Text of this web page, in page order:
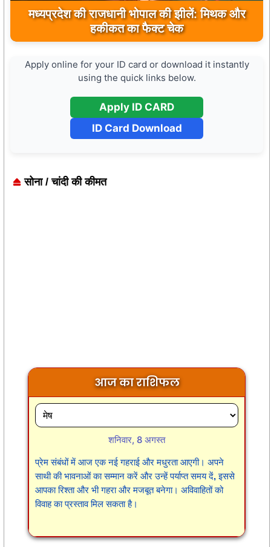
मुख्यमंत्री डॉ. मोहन यादव ने मऊगंज के बहुती जलप्रपात
का अवलोकन कर पर्यटन विकास की दिशा में उठाया कदम
Apply online for your ID card or download it instantly
using the quick links below.
Apply ID CARD
ID Card Download
सोना / चांदी की कीमत
आज का राशिफल
शनिवार, 8 अगस्त
प्रेम संबंधों में आज एक नई गहराई और मधुरता आएगी। अपने
साथी की भावनाओं का सम्मान करें और उन्हें पर्याप्त समय दें, इससे
आपका रिश्ता और भी गहरा और मजबूत बनेगा। अविवाहितों को
विवाह का प्रस्ताव मिल सकता है।